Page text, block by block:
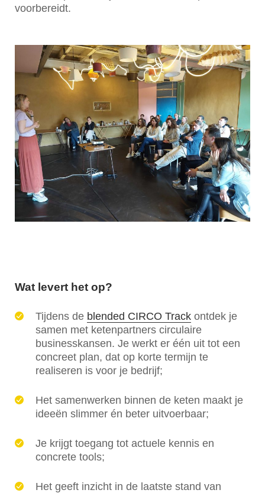
voorbereidt.
Wat levert het op?
Tijdens de blended CIRCO Track ontdek je
samen met ketenpartners circulaire
businesskansen. Je werkt er één uit tot een
concreet plan, dat op korte termijn te
realiseren is voor je bedrijf;
Het samenwerken binnen de keten maakt je
ideeën slimmer én beter uitvoerbaar;
Je krijgt toegang tot actuele kennis en
concrete tools;
Het geeft inzicht in de laatste stand van